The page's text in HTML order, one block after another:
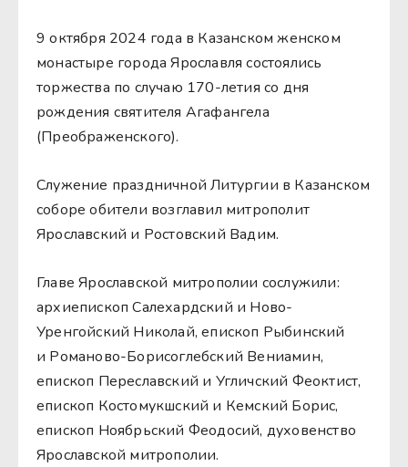
9 октября 2024 года в Казанском женском
монастыре города Ярославля состоялись
торжества по случаю 170-летия со дня
рождения святителя Агафангела
(Преображенского).
Служение праздничной Литургии в Казанском
соборе обители возглавил митрополит
Ярославский и Ростовский Вадим.
Главе Ярославской митрополии сослужили:
архиепископ Салехардский и Ново-
Уренгойский Николай, епископ Рыбинский
и Романово-Борисоглебский Вениамин,
епископ Переславский и Угличский Феоктист,
епископ Костомукшский и Кемский Борис,
епископ Ноябрьский Феодосий, духовенство
Ярославской митрополии.